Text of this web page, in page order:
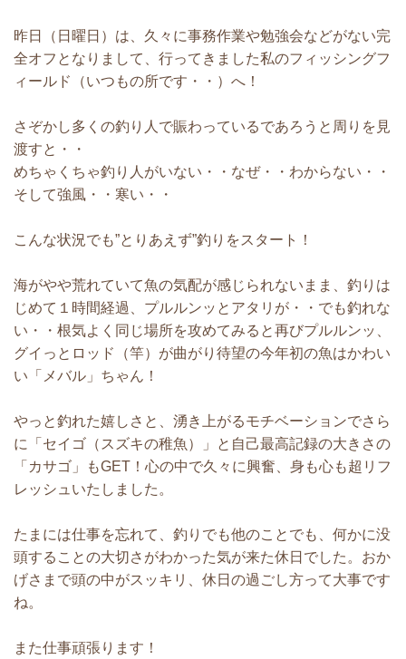
昨日（日曜日）は、久々に事務作業や勉強会などがない完
全オフとなりまして、行ってきました私のフィッシングフ
ィールド（いつもの所です・・）へ！
さぞかし多くの釣り人で賑わっているであろうと周りを見
渡すと・・
めちゃくちゃ釣り人がいない・・なぜ・・わからない・・
そして強風・・寒い・・
こんな状況でも”とりあえず”釣りをスタート！
海がやや荒れていて魚の気配が感じられないまま、釣りは
じめて１時間経過、プルルンッとアタリが・・でも釣れな
い・・根気よく同じ場所を攻めてみると再びプルルンッ、
グイっとロッド（竿）が曲がり待望の今年初の魚はかわい
い「メバル」ちゃん！
やっと釣れた嬉しさと、湧き上がるモチベーションでさら
に「セイゴ（スズキの稚魚）」と自己最高記録の大きさの
「カサゴ」もGET！心の中で久々に興奮、身も心も超リフ
レッシュいたしました。
たまには仕事を忘れて、釣りでも他のことでも、何かに没
頭することの大切さがわかった気が来た休日でした。おか
げさまで頭の中がスッキリ、休日の過ごし方って大事です
ね。
また仕事頑張ります！